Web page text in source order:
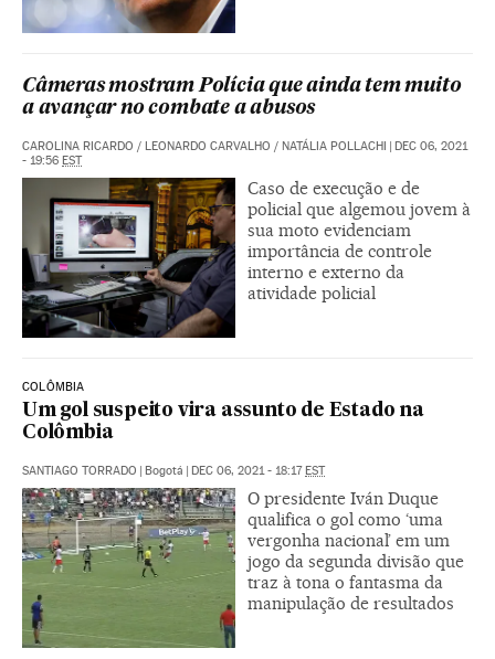
Câmeras mostram Polícia que ainda tem muito
a avançar no combate a abusos
CAROLINA RICARDO / LEONARDO CARVALHO / NATÁLIA POLLACHI | DEC 06, 2021
- 19:56 EST
Caso de execução e de
policial que algemou jovem à
sua moto evidenciam
importância de controle
interno e externo da
atividade policial
COLÔMBIA
Um gol suspeito vira assunto de Estado na
Colômbia
SANTIAGO TORRADO | Bogotá | DEC 06, 2021 - 18:17EST
O presidente Iván Duque
qualifica o gol como ‘uma
vergonha nacional’ em um
jogo da segunda divisão que
traz à tona o fantasma da
manipulação de resultados